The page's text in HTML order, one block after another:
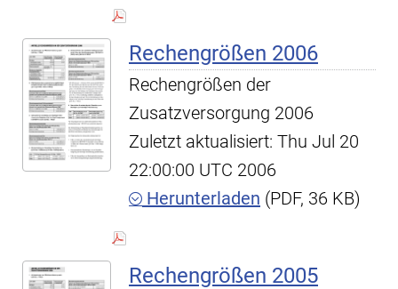
Rechengrößen 2006
Rechengrößen der
Zusatzversorgung 2006
Zuletzt aktualisiert: Thu Jul 20
22:00:00 UTC 2006
Herunterladen (PDF, 36 KB)
Rechengrößen 2005